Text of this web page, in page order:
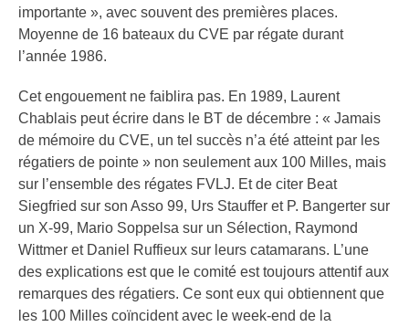
importante », avec souvent des premières places.
Moyenne de 16 bateaux du CVE par régate durant
l’année 1986.
Cet engouement ne faiblira pas. En 1989, Laurent
Chablais peut écrire dans le BT de décembre : « Jamais
de mémoire du CVE, un tel succès n’a été atteint par les
régatiers de pointe » non seulement aux 100 Milles, mais
sur l’ensemble des régates FVLJ. Et de citer Beat
Siegfried sur son Asso 99, Urs Stauffer et P. Bangerter sur
un X-99, Mario Soppelsa sur un Sélection, Raymond
Wittmer et Daniel Ruffieux sur leurs catamarans. L’une
des explications est que le comité est toujours attentif aux
remarques des régatiers. Ce sont eux qui obtiennent que
les 100 Milles coïncident avec le week-end de la